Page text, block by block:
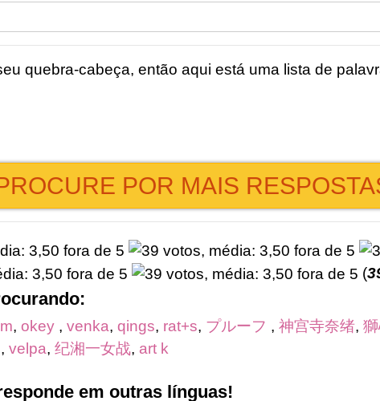
quebra-cabeça, então aqui está uma lista de
POR MAIS
(
, okey , venka, qings, rat+s, プルーフ , 神宫寺奈绪,
, velpa, 纪湘一女战, art k
em outras línguas!